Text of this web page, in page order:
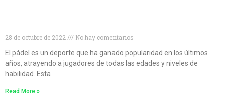
28 de octubre de 2022
No hay comentarios
El pádel es un deporte que ha ganado popularidad en los últimos
años, atrayendo a jugadores de todas las edades y niveles de
habilidad. Esta
Read More »